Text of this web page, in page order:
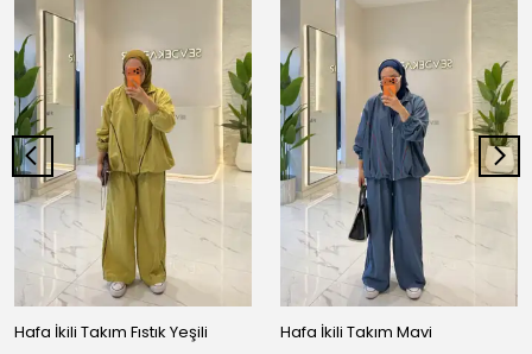
Hafa İkili Takım Fıstık Yeşili Hafa İkili Takım Mavi